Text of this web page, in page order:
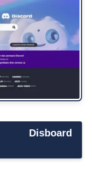
Disboard